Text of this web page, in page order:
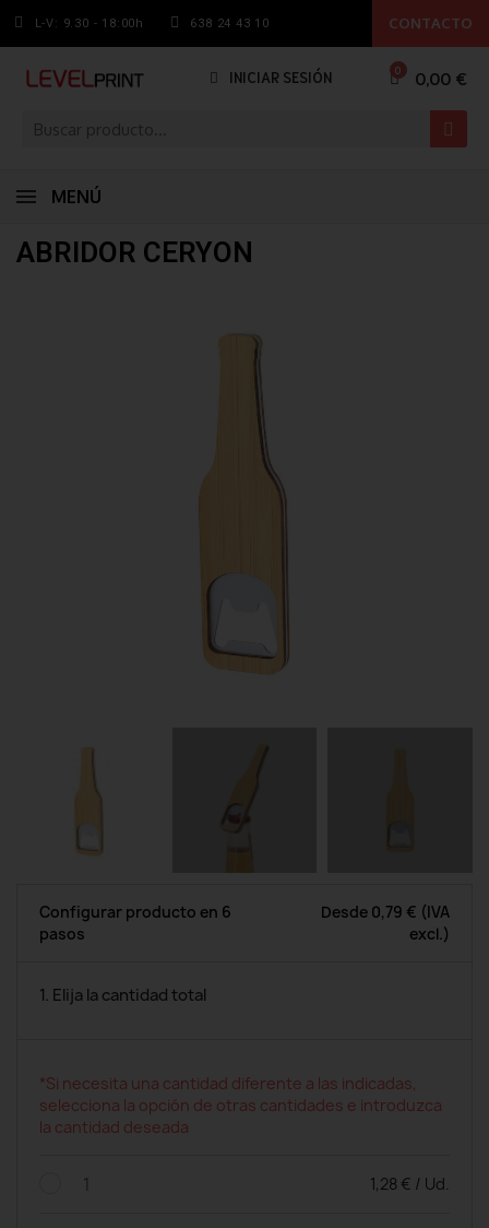
L-V: 9.30 - 18:00h 638 24 43 10 CONTACTO
INICIAR SESIÓN 0,00 €
MENÚ
ABRIDOR CERYON
Configurar producto en 6
pasos
Desde 0,79 € (IVA
excl.)
1. Elija la cantidad total
*Si necesita una cantidad diferente a las indicadas,
selecciona la opción de otras cantidades e introduzca
la cantidad deseada
1 1,28 € / Ud.